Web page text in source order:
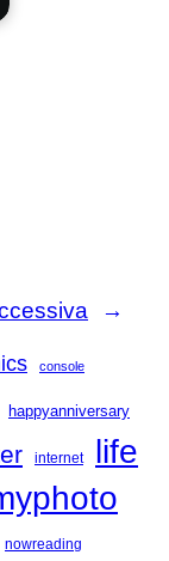
→
console
happyanniversary
internet life
nowreading